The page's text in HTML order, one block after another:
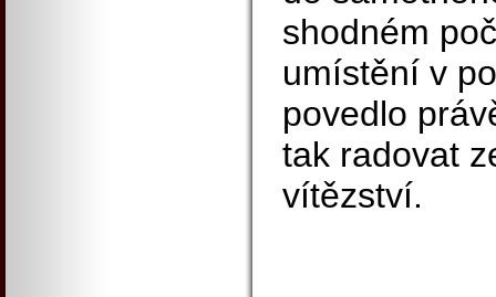
shodném
umístění v
povedlo
tak radovat
vítězství.